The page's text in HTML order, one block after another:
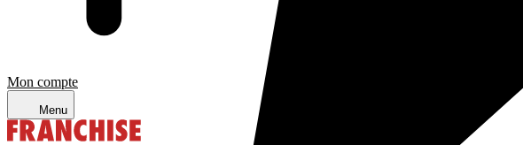
Mon compte
Menu